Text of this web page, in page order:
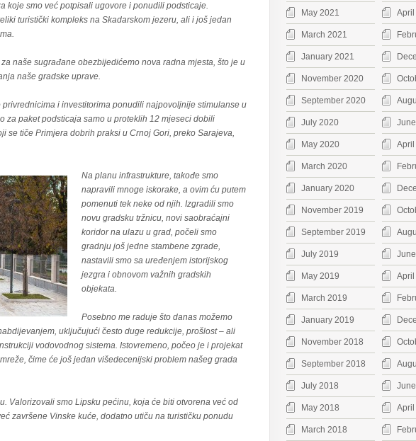
koje smo već potpisali ugovore i ponudili podsticaje.
turistički kompleks na Skadarskom jezeru, ali i još jedan
naše sugrađane obezbijedićemo nova radna mjesta, što je u
naše gradske uprave.
i investitorima ponudili najpovoljnije stimulanse u
za paket podsticaja samo u proteklih 12 mjeseci dobili
se tiče Primjera dobrih praksi u Crnoj Gori, preko Sarajeva,
Na planu infrastrukture, takođe smo
napravili mnoge iskorake, a ovim ću putem
pomenuti tek neke od njih. Izgradili smo
novu gradsku tržnicu, novi saobraćajni
koridor na ulazu u grad, počeli smo
gradnju još jedne stambene zgrade,
nastavili smo sa uređenjem istorijskog
jezgra i obnovom važnih gradskih
objekata.
Posebno me raduje što danas možemo
uključujući često duge redukcije, prošlost – ali
vodovodnog sistema. Istovremeno, počeo je i projekat
čime će još jedan višedecenijski problem našeg grada
Valorizovali smo Lipsku pećinu, koja će biti otvorena već od
završene Vinske kuće, dodatno utiču na turističku ponudu
May 2021 April
March 2021
January 2021
November 2020
September 2020
July 2020
May 2020
March 2020
January 2020
November 2019
September 2019
July 2019
May 2019 April
March 2019
January 2019
November 2018
September 2018
July 2018
May 2018 April
March 2018